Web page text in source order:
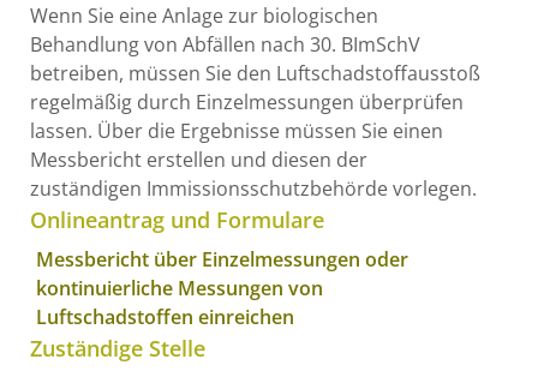
Wenn Sie eine Anlage zur biologischen
Behandlung von Abfällen nach 30. BImSchV
betreiben, müssen Sie den Luftschadstoffausstoß
regelmäßig durch Einzelmessungen überprüfen
lassen. Über die Ergebnisse müssen Sie einen
Messbericht erstellen und diesen der
zuständigen Immissionsschutzbehörde vorlegen.
Onlineantrag und Formulare
Messbericht über Einzelmessungen oder
kontinuierliche Messungen von
Luftschadstoffen einreichen
Zuständige Stelle